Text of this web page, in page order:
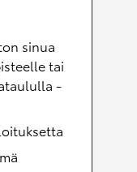
sinua
tai
-